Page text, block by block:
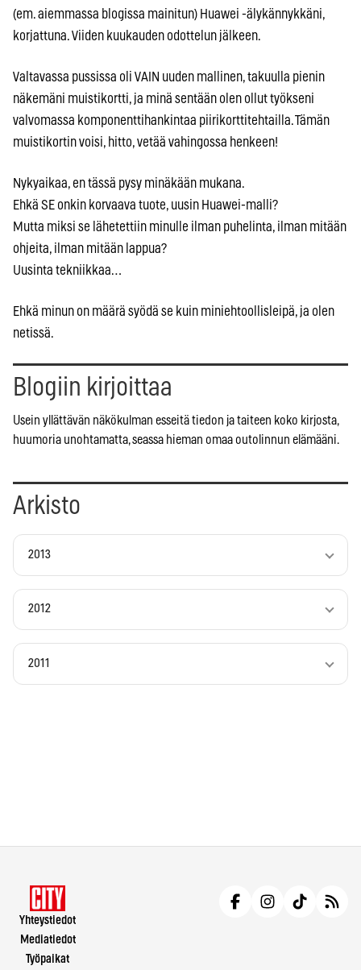
(em. aiemmassa blogissa mainitun) Huawei -älykännykkäni,
korjattuna. Viiden kuukauden odottelun jälkeen.
Valtavassa pussissa oli VAIN uuden mallinen, takuulla pienin
näkemäni muistikortti, ja minä sentään olen ollut työkseni
valvomassa komponenttihankintaa piirikorttitehtailla. Tämän
muistikortin voisi, hitto, vetää vahingossa henkeen!
Nykyaikaa, en tässä pysy minäkään mukana.
Ehkä SE onkin korvaava tuote, uusin Huawei-malli?
Mutta miksi se lähetettiin minulle ilman puhelinta, ilman mitään
ohjeita, ilman mitään lappua?
Uusinta tekniikkaa…
Ehkä minun on määrä syödä se kuin miniehtoollisleipä, ja olen
netissä.
Blogiin kirjoittaa
Usein yllättävän näkökulman esseitä tiedon ja taiteen koko kirjosta,
huumoria unohtamatta, seassa hieman omaa outolinnun elämääni.
Arkisto
2013
2012
2011
Yhteystiedot
Mediatiedot
Työpaikat